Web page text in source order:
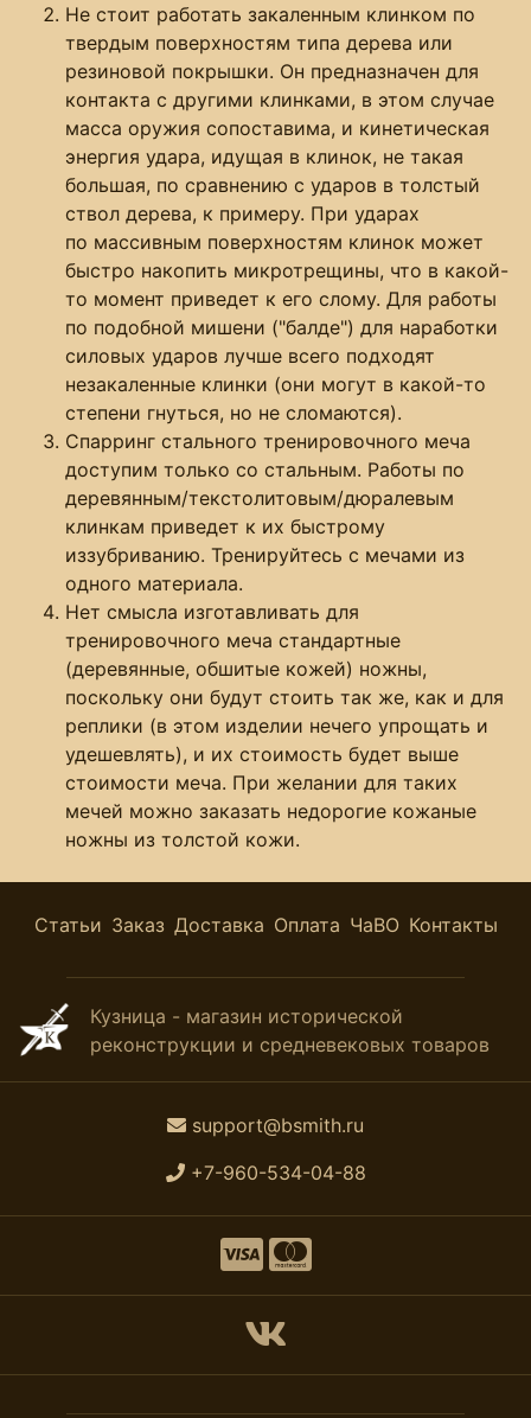
Не стоит работать закаленным клинком по
твердым поверхностям типа дерева или
резиновой покрышки. Он предназначен для
контакта с другими клинками, в этом случае
масса оружия сопоставима, и кинетическая
энергия удара, идущая в клинок, не такая
большая, по сравнению с ударов в толстый
ствол дерева, к примеру. При ударах
по массивным поверхностям клинок может
быстро накопить микротрещины, что в какой-
то момент приведет к его слому. Для работы
по подобной мишени ("балде") для наработки
силовых ударов лучше всего подходят
незакаленные клинки (они могут в какой-то
степени гнуться, но не сломаются).
Спарринг стального тренировочного меча
доступим только со стальным. Работы по
деревянным/текстолитовым/дюралевым
клинкам приведет к их быстрому
иззубриванию. Тренируйтесь с мечами из
одного материала.
Нет смысла изготавливать для
тренировочного меча стандартные
(деревянные, обшитые кожей) ножны,
поскольку они будут стоить так же, как и для
реплики (в этом изделии нечего упрощать и
удешевлять), и их стоимость будет выше
стоимости меча. При желании для таких
мечей можно заказать недорогие кожаные
ножны из толстой кожи.
Статьи Заказ Доставка Оплата ЧаВО Контакты
Кузница - магазин исторической
реконструкции и средневековых товаров
support@bsmith.ru
+7-960-534-04-88